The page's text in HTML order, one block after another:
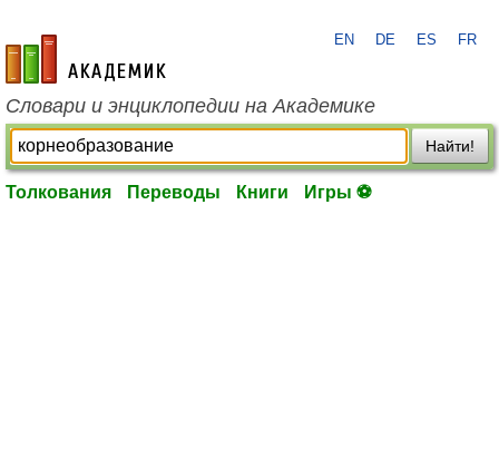
academic.ru
EN DE ES FR
Словари и энциклопедии на Академике
Найти!
Толкования Переводы Книги Игры ⚽